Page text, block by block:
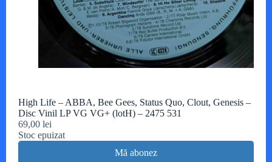
High Life – ABBA, Bee Gees, Status Quo, Clout, Genesis –
Disc Vinil LP VG VG+ (lotH) – 2475 531
69,00 lei
Stoc epuizat
Mă abonez